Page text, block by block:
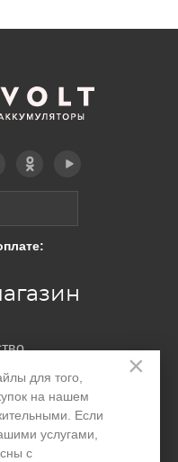
×
для того,
на нашем
Если
услугами,
с